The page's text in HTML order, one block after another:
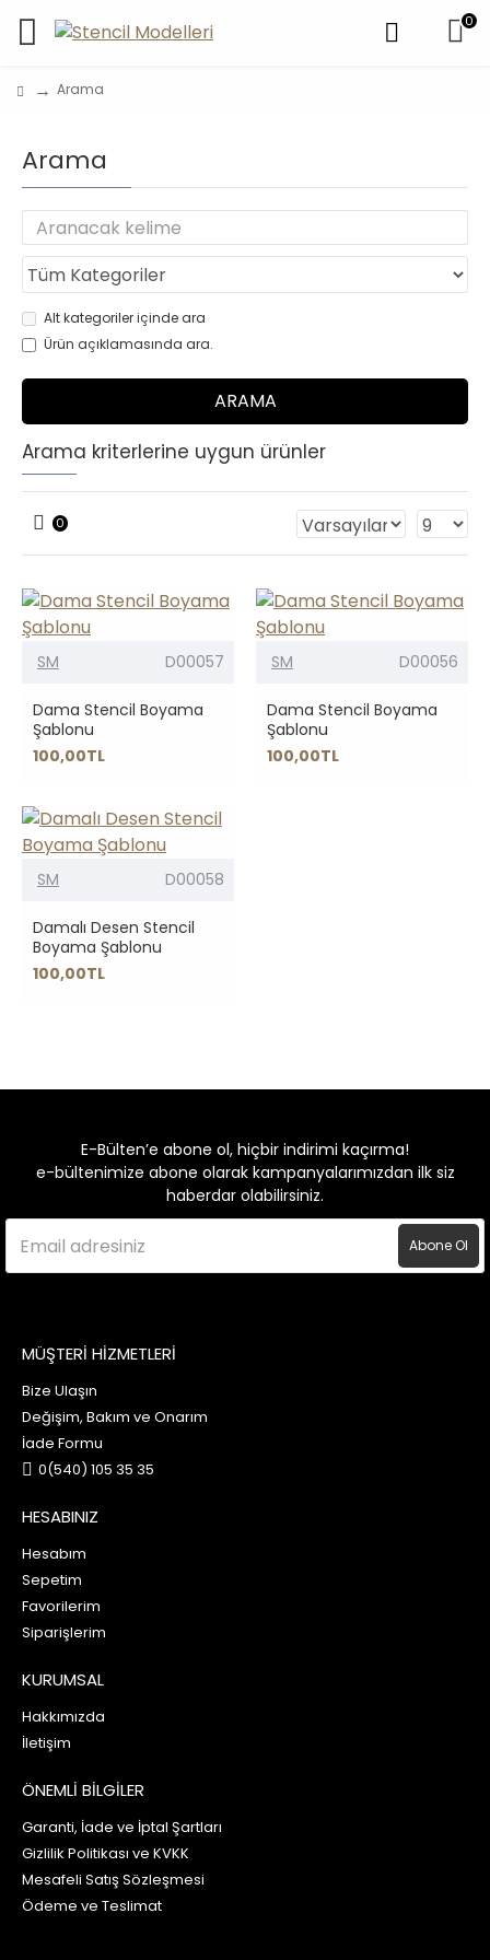
0
Arama
Arama
Alt kategoriler içinde ara
Ürün açıklamasında ara.
ARAMA
Arama kriterlerine uygun ürünler
0
SM D00057
Dama Stencil Boyama
Şablonu
100,00TL
SM D00056
Dama Stencil Boyama
Şablonu
100,00TL
SM D00058
Damalı Desen Stencil
Boyama Şablonu
100,00TL
E-Bülten’e abone ol, hiçbir indirimi kaçırma!
e-bültenimize abone olarak kampanyalarımızdan ilk siz
haberdar olabilirsiniz.
Abone Ol
MÜŞTERİ HİZMETLERİ
Bize Ulaşın
Değişim, Bakım ve Onarım
İade Formu
0(540) 105 35 35
HESABINIZ
Hesabım
Sepetim
Favorilerim
Siparişlerim
KURUMSAL
Hakkımızda
İletişim
ÖNEMLİ BİLGİLER
Garanti, İade ve İptal Şartları
Gizlilik Politikası ve KVKK
Mesafeli Satış Sözleşmesi
Ödeme ve Teslimat